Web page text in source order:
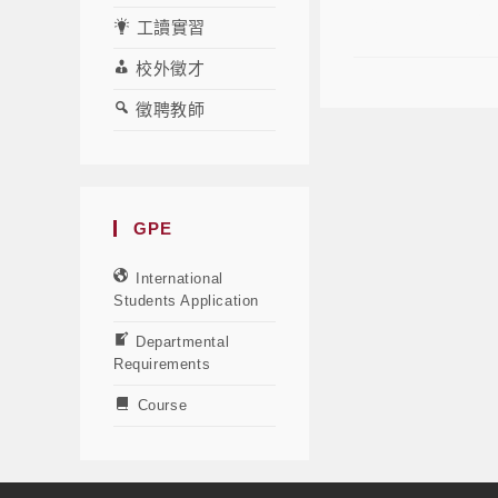
工讀實習
校外徵才
徵聘教師
GPE
International
Students Application
Departmental
Requirements
Course